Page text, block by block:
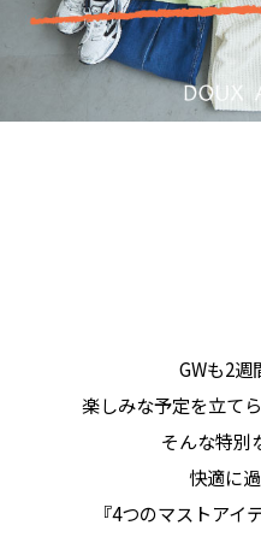
GWも2週
楽しみな予定を立て
そんな特別
快適に
『4つのマストアイ